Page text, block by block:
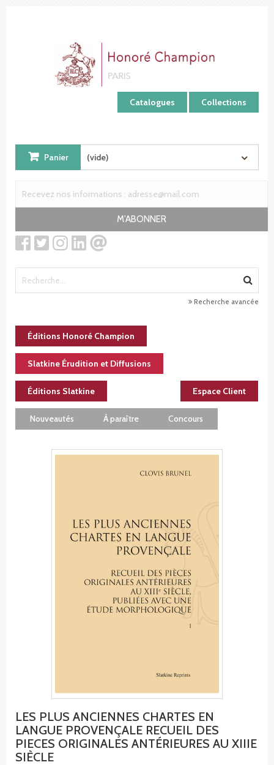
Catalogues Collections
Panier (vide)
M'ABONNER
Recherche avancée
Éditions Honoré Champion
Slatkine Érudition et Diffusions
Éditions Slatkine Espace Client
Nouveautés À paraître Concours
LES PLUS ANCIENNES CHARTES EN
LANGUE PROVENÇALE RECUEIL DES
PIECES ORIGINALES ANTÉRIEURES AU XIIIE
SIÈCLE